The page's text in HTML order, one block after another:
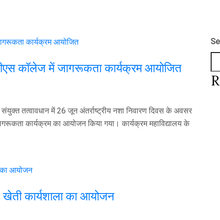
कॉलेज में जागरूकता कार्यक्रम आयोजित
तत्वावधान में 26 जून अंतर्राष्ट्रीय नशा निवारण दिवस के अवसर
कार्यक्रम का आयोजन किया गया। कार्यक्रम महाविद्यालय के
कार्यशाला का आयोजन